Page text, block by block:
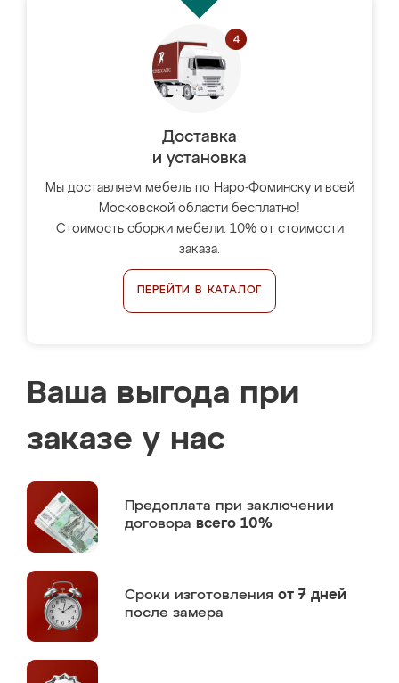
Доставка
и установка
Мы доставляем мебель по Наро-Фоминску и всей
Московской области бесплатно!
Стоимость сборки мебели: 10% от стоимости
заказа.
ПЕРЕЙТИ В КАТАЛОГ
Ваша выгода при
заказе у нас
Предоплата при заключении
договора всего 10%
Сроки изготовления от 7 дней
после замера